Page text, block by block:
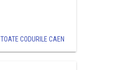
TOATE CODURILE CAEN